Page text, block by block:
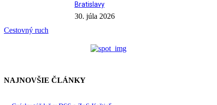
Cestovný ruch
Bratislavy
30. júla 2026
NAJNOVŠIE ČLÁNKY